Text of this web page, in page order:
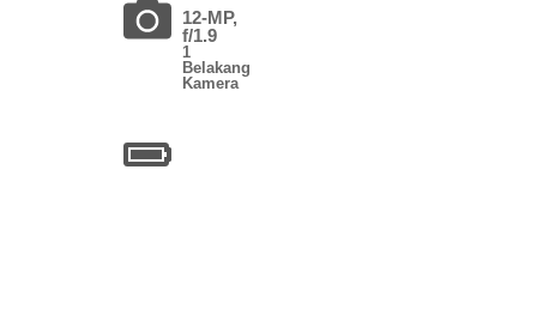
12-MP,
f/1.9
1
Belakang
Kamera